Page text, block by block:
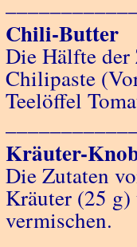
Chili-Butter
Die Hälfte der
Chilipaste
Teelöffel
Kräuter-
Die Zutaten
Kräuter (25
vermischen.